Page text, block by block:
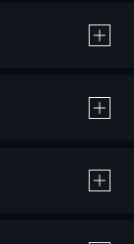
の購入 / レンタルです。
のポイント還元です。